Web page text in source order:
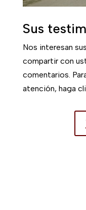
Sus
Nos interesan
compartir con
comentarios.
atención, haga